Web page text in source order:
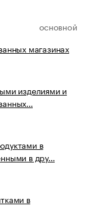
ОСНОВНОЙ
магазинах
изделиями и
в
в дру…
в